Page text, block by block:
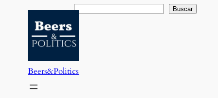
contenido
Buscar Buscar
Beers&Politics